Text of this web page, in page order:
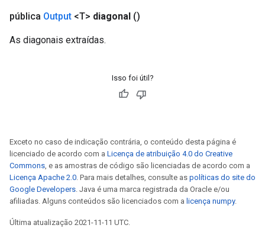
pública Output <T> diagonal ()
As diagonais extraídas.
Isso foi útil?
Exceto no caso de indicação contrária, o conteúdo desta página é
licenciado de acordo com a Licença de atribuição 4.0 do Creative
Commons, e as amostras de código são licenciadas de acordo com a
Licença Apache 2.0. Para mais detalhes, consulte as políticas do site do
Google Developers. Java é uma marca registrada da Oracle e/ou
afiliadas. Alguns conteúdos são licenciados com a licença numpy.
Última atualização 2021-11-11 UTC.